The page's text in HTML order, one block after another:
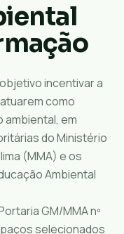
incentivar a
como
em
do Ministério
(MMA) e os
Ambiental
GM/MMA nº
selecionados